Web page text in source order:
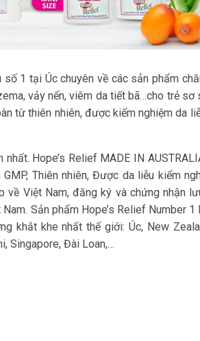
số 1 tại Úc chuyên về các sản phẩm
vảy nến, viêm da tiết bã…cho trẻ sơ
từ thiên nhiên, được kiểm nghiệm da
Hope’s Relief MADE IN
Thiên nhiên, Được da liễu kiểm
về Việt Nam, đăng ký và chứng nhận
Sản phẩm Hope’s Relief Number 1
khắt khe nhất thế giới: Úc, New
Singapore, Đài Loan,…